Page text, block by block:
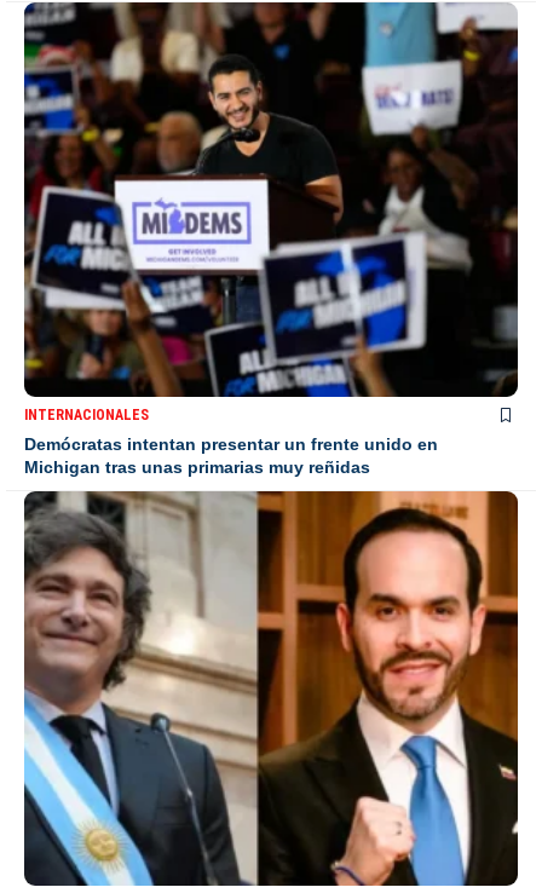
INTERNACIONALES
Demócratas intentan presentar un frente unido en
Michigan tras unas primarias muy reñidas